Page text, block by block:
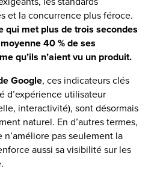
et la concurrence plus féroce.
qui met plus de trois secondes
40 % de ses
qu’ils n’aient vu un produit.
Google, ces indicateurs clés
d’expérience utilisateur
interactivité), sont désormais
naturel. En d’autres termes,
pas seulement la
aussi sa visibilité sur les